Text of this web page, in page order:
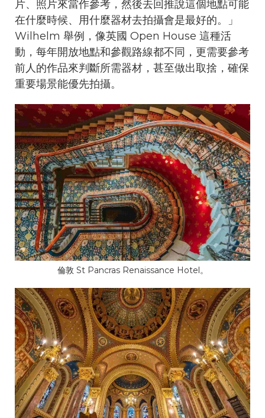
片、照片來當作參考，然後去回推說這個地點可能
在什麼時候、用什麼器材去拍攝會是最好的。」
Wilhelm 舉例，像英國 Open House 這種活
動，每年開放地點和參觀路線都不同，更需要參考
前人的作品來判斷所需器材，甚至做出取捨，確保
重要場景能優先拍攝。
倫敦 St Pancras Renaissance Hotel。